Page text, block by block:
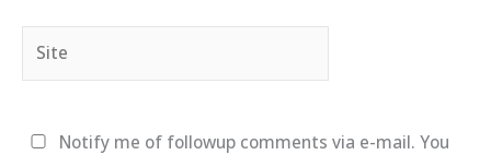
Notify me of followup comments via e-mail. You